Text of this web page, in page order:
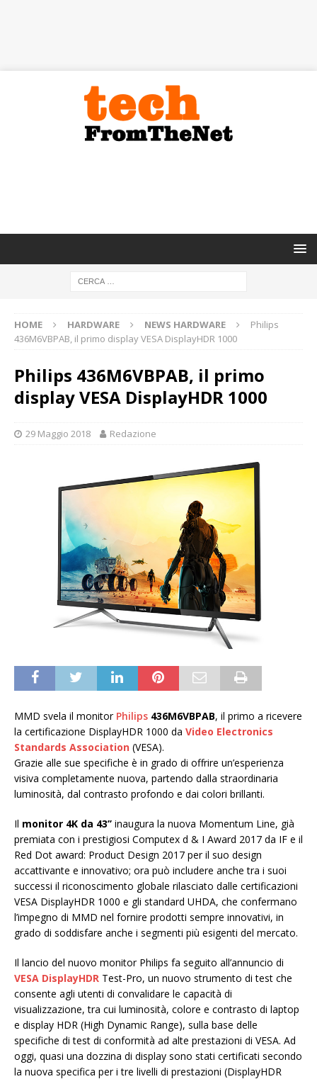
HOME HARDWARE NEWS HARDWARE
Philips
436M6VBPAB, il primo display VESA DisplayHDR 1000
Philips 436M6VBPAB, il primo
display VESA DisplayHDR 1000
29 Maggio 2018 Redazione
MMD svela il monitor Philips 436M6VBPAB, il primo a ricevere
la certificazione DisplayHDR 1000 da Video Electronics
Standards Association (VESA).
Grazie alle sue specifiche è in grado di offrire un’esperienza
visiva completamente nuova, partendo dalla straordinaria
luminosità, dal contrasto profondo e dai colori brillanti.
Il monitor 4K da 43’’ inaugura la nuova Momentum Line, già
premiata con i prestigiosi Computex d & I Award 2017 da IF e il
Red Dot award: Product Design 2017 per il suo design
accattivante e innovativo; ora può includere anche tra i suoi
successi il riconoscimento globale rilasciato dalle certificazioni
VESA DisplayHDR 1000 e gli standard UHDA, che confermano
l’impegno di MMD nel fornire prodotti sempre innovativi, in
grado di soddisfare anche i segmenti più esigenti del mercato.
Il lancio del nuovo monitor Philips fa seguito all’annuncio di
VESA DisplayHDR Test-Pro, un nuovo strumento di test che
consente agli utenti di convalidare le capacità di
visualizzazione, tra cui luminosità, colore e contrasto di laptop
e display HDR (High Dynamic Range), sulla base delle
specifiche di test di conformità ad alte prestazioni di VESA. Ad
oggi, quasi una dozzina di display sono stati certificati secondo
la nuova specifica per i tre livelli di prestazioni (DisplayHDR